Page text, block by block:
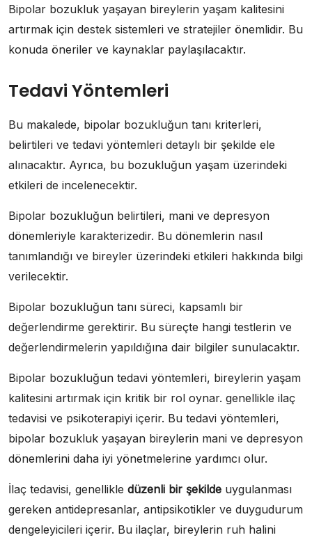
Bipolar bozukluk yaşayan bireylerin yaşam kalitesini
artırmak için destek sistemleri ve stratejiler önemlidir. Bu
konuda öneriler ve kaynaklar paylaşılacaktır.
Tedavi Yöntemleri
Bu makalede, bipolar bozukluğun tanı kriterleri,
belirtileri ve tedavi yöntemleri detaylı bir şekilde ele
alınacaktır. Ayrıca, bu bozukluğun yaşam üzerindeki
etkileri de incelenecektir.
Bipolar bozukluğun belirtileri, mani ve depresyon
dönemleriyle karakterizedir. Bu dönemlerin nasıl
tanımlandığı ve bireyler üzerindeki etkileri hakkında bilgi
verilecektir.
Bipolar bozukluğun tanı süreci, kapsamlı bir
değerlendirme gerektirir. Bu süreçte hangi testlerin ve
değerlendirmelerin yapıldığına dair bilgiler sunulacaktır.
Bipolar bozukluğun tedavi yöntemleri, bireylerin yaşam
kalitesini artırmak için kritik bir rol oynar. genellikle ilaç
tedavisi ve psikoterapiyi içerir. Bu tedavi yöntemleri,
bipolar bozukluk yaşayan bireylerin mani ve depresyon
dönemlerini daha iyi yönetmelerine yardımcı olur.
İlaç tedavisi, genellikle düzenli bir şekilde uygulanması
gereken antidepresanlar, antipsikotikler ve duygudurum
dengeleyicileri içerir. Bu ilaçlar, bireylerin ruh halini